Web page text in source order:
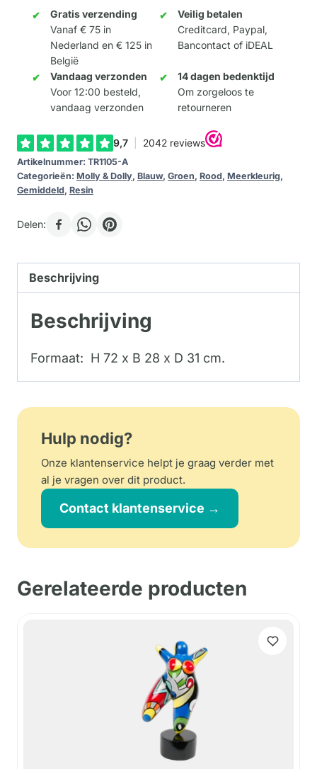
aantal
Gratis verzending
Vanaf € 75 in
Nederland en € 125 in
België
Veilig betalen
Creditcard, Paypal,
Bancontact of iDEAL
Vandaag verzonden
Voor 12:00 besteld,
vandaag verzonden
14 dagen bedenktijd
Om zorgeloos te
retourneren
Artikelnummer: TR1105-A
Categorieën: Molly & Dolly, Blauw, Groen, Rood, Meerkleurig,
Gemiddeld, Resin
Delen:
Beschrijving
Beschrijving
Formaat: H 72 x B 28 x D 31 cm.
Hulp nodig?
Onze klantenservice helpt je graag verder met
al je vragen over dit product.
Contact klantenservice →
Gerelateerde producten